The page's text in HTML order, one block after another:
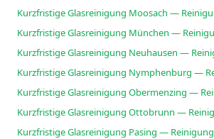
Kurzfristige Glasreinigung Moosach —
Kurzfristige Glasreinigung München —
Kurzfristige Glasreinigung Neuhausen —
Kurzfristige Glasreinigung Nymphenburg —
Kurzfristige Glasreinigung Obermenzing —
Kurzfristige Glasreinigung Ottobrunn —
Kurzfristige Glasreinigung Pasing —